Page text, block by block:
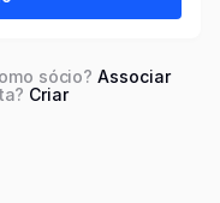
sócio?Associar
Criar